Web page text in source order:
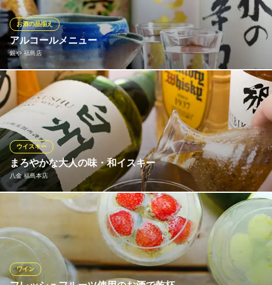
理や刺身、ピリ辛の海老チリなどにおすすめのペアリングをご提
案します。中国四大料理の豊かな世界を、より深くお楽しみくだ
さい。
福島【中華バル】－龍徳翅（りゅうとくし）
広東料理の中華バル
阪神本線福島駅 徒歩1分
大阪府大阪市福島区福島5-7-22
アルコールメニュー
銀や 福島店
お酒の品揃え
お料理に合わせて、様々な種類のアルコールメニューをご用意し
ております。ワインから地酒、焼酎まで、豊富に取り揃えており
ます。仕入れ状況により銘柄が変わることもございます。お食事
と合わせてご賞味下さい。
銀や 福島店
海鮮居酒屋
ＪＲ大阪環状線福島駅 徒歩2分
大阪府大阪市福島区福島5-15-11 1F
まろやかな大人の味・和イスキー
八金 福島本店
ウイスキー
ウイスキーをあらかじめミネラルウォーターで割って、3日以上寝
かせる和イスキー。八金が提案するウイスキーの新しい楽しみ方
です☆寝かすことでアルコールの角がとれてまろやかになるの
で、普段はウイスキーが苦手な方もぜひお試しを。徳利とおちょ
こで楽しむのが八金のスタイルです♪
ワイン